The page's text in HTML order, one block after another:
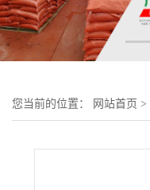
您当前的位置： 网站首页 >